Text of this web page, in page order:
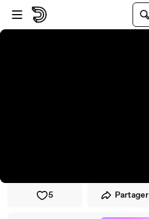
Passer au player
Passer au contenu principal
5 Partager